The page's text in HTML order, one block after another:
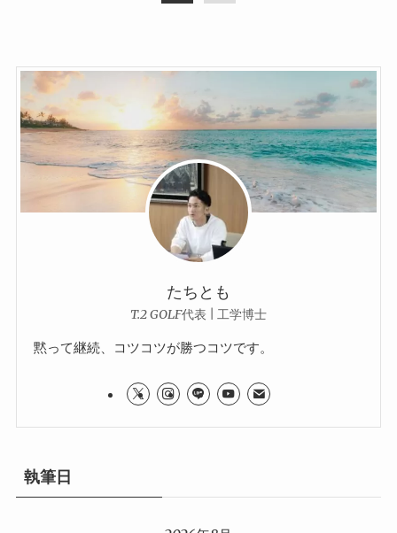
たちとも
T.2 GOLF代表 | 工学博士
黙って継続、コツコツが勝つコツです。
執筆日